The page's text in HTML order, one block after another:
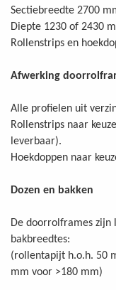
Sectiebreedte 2700
Diepte 1230 of 2430
Rollenstrips en
Afwerking
Alle profielen uit
Rollenstrips naar
leverbaar).
Hoekdoppen naar
Dozen en bakken
De doorrolframes zijn
bakbreedtes:
(rollentapijt h.o.h. 50
mm voor >180 mm)